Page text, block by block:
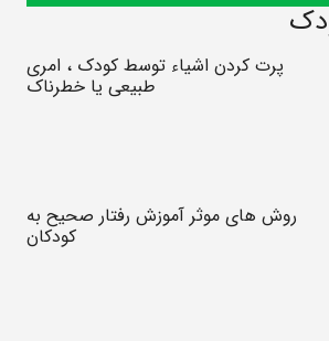
پرت کردن اشیاء توسط کودک ، امری
طبیعی یا خطرناک
روش های موثر آموزش رفتار صحیح به
کودکان